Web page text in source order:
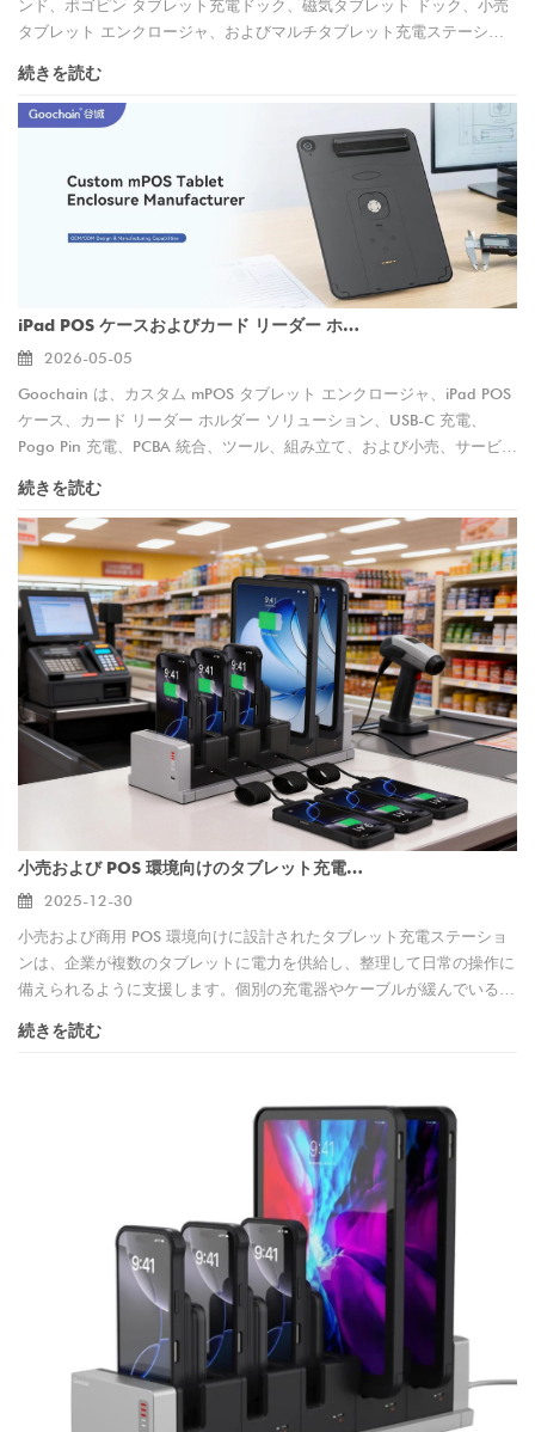
ンド、ポゴピン タブレット充電ドック、磁気タブレット ドック、小売
タブレット エンクロージャ、およびマルチタブレット充電ステーショ
ヘルスケア、ホスピタリティ、エンタープライズ アプリケーション向
けのカスタム設計、プロトタイピング、ツーリング、コネクタ統合、ケ
ーブル アセンブリ、テスト、プライベート ラベル製造、および大量生
続きを読む
iPad POS ケースおよびカード リーダー ホルダー ソリューション用のカスタム mPOS タブレット エンクロージャ メーカー
2026-05-05
Goochain は、カスタム mPOS タブレット エンクロージャ、iPad POS
ケース、カード リーダー ホルダー ソリューション、USB-C 充電、
Pogo Pin 充電、PCBA 統合、ツール、組み立て、および小売、サービ
の OEM/ODM 製造サポートを提供します。
続きを読む
小売および POS 環境向けのタブレット充電ステーション
2025-12-30
小売および商用 POS 環境向けに設計されたタブレット充電ステーショ
ンは、企業が複数のタブレットに電力を供給し、整理して日常の操作に
備えられるように支援します。個別の充電器やケーブルが緩んでいる場
せ、長時間の作業でも安定した電力を供給し、頻繁なプラグインの使用
ス キオスク、バックオフィス デバイス管理向けに信頼性の高い充電ソ
リューションを提供しています。さまざまな小売および商業プロジェク
トをサポートするために、充電方法、ポート数量、構造、材料、
OEM/ODM ブランド化に関するカスタム オプションが利用可能です。
続きを読む